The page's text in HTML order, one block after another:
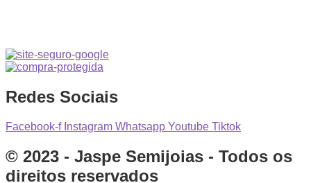
Redes Sociais
Facebook-f Instagram Whatsapp Youtube Tiktok
© 2023 - Jaspe Semijoias - Todos os
direitos reservados